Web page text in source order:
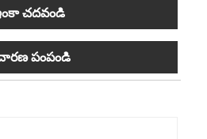
చదవండి
పంపండి